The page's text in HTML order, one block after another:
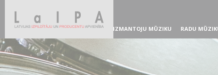
IZMANTOJU MŪZIKU RADU